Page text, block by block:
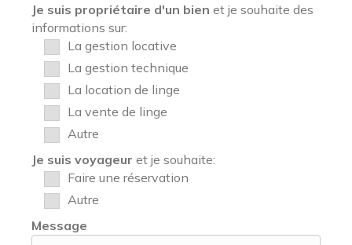
Je suis propriétaire d'un bien et je souhaite des
informations sur:
La gestion locative
La gestion technique
La location de linge
La vente de linge
Autre
Je suis voyageur et je souhaite:
Faire une réservation
Autre
Message